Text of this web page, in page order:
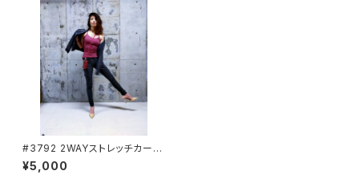
#3792 2WAYストレッチカーゴ
パンツ I’Z FRONTIER[アイ
ズフロンティア]
¥5,000